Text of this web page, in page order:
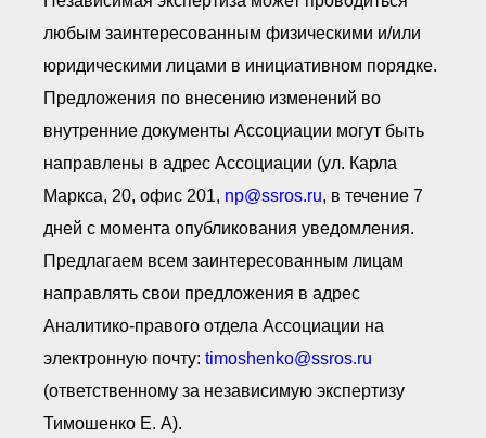
любым заинтересованным физическими и/или
юридическими лицами в инициативном порядке.
Предложения по внесению изменений во
внутренние документы Ассоциации могут быть
направлены в адрес Ассоциации (ул. Карла
Маркса, 20, офис 201, np@ssros.ru, в течение 7
дней с момента опубликования уведомления.
Предлагаем всем заинтересованным лицам
направлять свои предложения в адрес
Аналитико-правого отдела Ассоциации на
электронную почту: timoshenko@ssros.ru
(ответственному за независимую экспертизу
Тимошенко Е. А).